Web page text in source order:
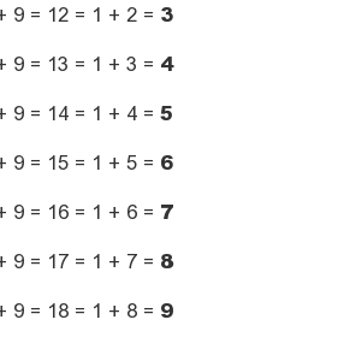
9 = 12 = 1 + 2 = 3
9 = 13 = 1 + 3 = 4
9 = 14 = 1 + 4 = 5
9 = 15 = 1 + 5 = 6
9 = 16 = 1 + 6 = 7
9 = 17 = 1 + 7 = 8
9 = 18 = 1 + 8 = 9